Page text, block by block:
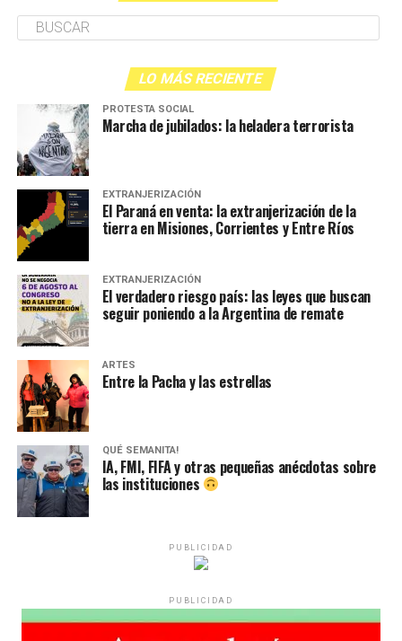
LO MÁS RECIENTE
PROTESTA SOCIAL
Marcha de jubilados: la heladera terrorista
EXTRANJERIZACIÓN
El Paraná en venta: la extranjerización de la
tierra en Misiones, Corrientes y Entre Ríos
EXTRANJERIZACIÓN
El verdadero riesgo país: las leyes que buscan
seguir poniendo a la Argentina de remate
ARTES
Entre la Pacha y las estrellas
QUÉ SEMANITA!
IA, FMI, FIFA y otras pequeñas anécdotas sobre
las instituciones
PUBLICIDAD
PUBLICIDAD